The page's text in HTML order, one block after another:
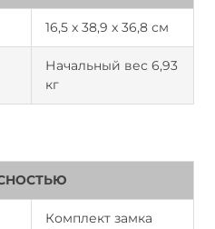
16,5 x 38,9 x 36,8 см
Начальный вес 6,93
кг
Комплект замка